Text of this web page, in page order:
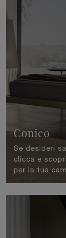
Conico
Se desideri
clicca e
per la tua